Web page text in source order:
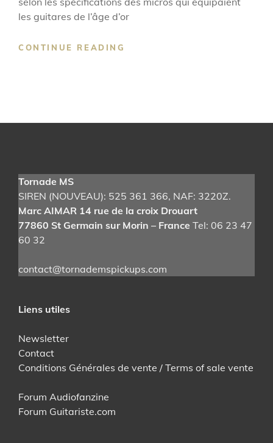
les guitares de l’âge d’or
CONTINUE READING
Tornade MS
SIREN (NOUVEAU): 525 361 366, NAF: 3220Z.
Marc AIMAR 14 rue de la croix Drouart
77860 St Germain sur Morin – France Tel: 06 23 47
60 32
contact@tornademspickups.com
Liens utiles
Newsletter
Contact
Conditions Générales de vente / Terms of sale vente
Forum Audiofanzine
Forum Guitariste.com